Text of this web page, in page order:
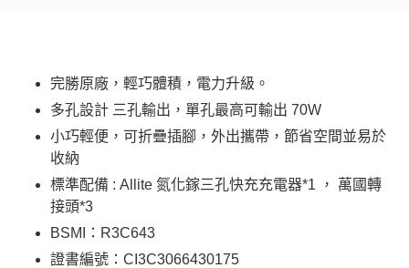
完勝原廠，輕巧體積，電力升級。
多孔設計 三孔輸出，單孔最高可輸出 70W
小巧輕便，可折疊插腳，外出攜帶，節省空間並易於
收納
標準配備 : Allite 氮化鎵三孔快充充電器*1
，
萬國轉
接頭*3
BSMI：R3C643
證書編號：CI3C3066430175